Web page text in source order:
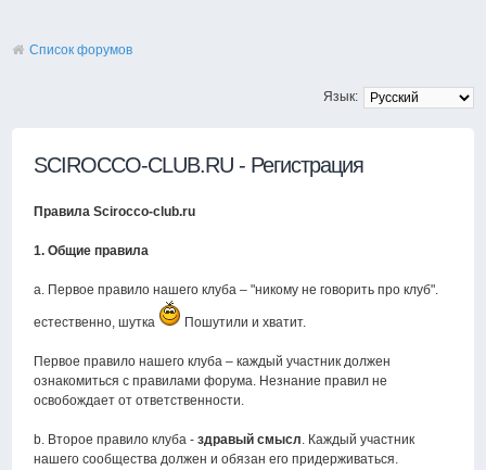
Список форумов
Язык:
SCIROCCO-CLUB.RU - Регистрация
Правила Scirocco-club.ru
1. Общие правила
a. Первое правило нашего клуба – "никому не говорить про клуб".
естественно, шутка Пошутили и хватит.
Первое правило нашего клуба – каждый участник должен
ознакомиться с правилами форума. Незнание правил не
освобождает от ответственности.
b. Второе правило клуба -здравый смысл. Каждый участник
нашего сообщества должен и обязан его придерживаться.